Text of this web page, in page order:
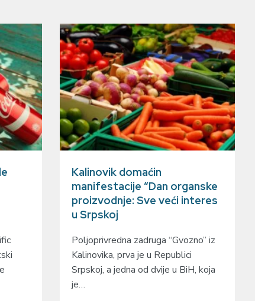
Kalinovik domaćin
manifestacije “Dan organske
proizvodnje: Sve veći interes
u Srpskoj
Poljoprivredna zadruga “Gvozno” iz
Kalinovika, prva je u Republici
Srpskoj, a jedna od dvije u BiH, koja
je…